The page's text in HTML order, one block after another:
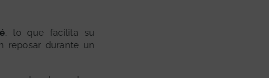
, lo que facilita su
reposar durante un